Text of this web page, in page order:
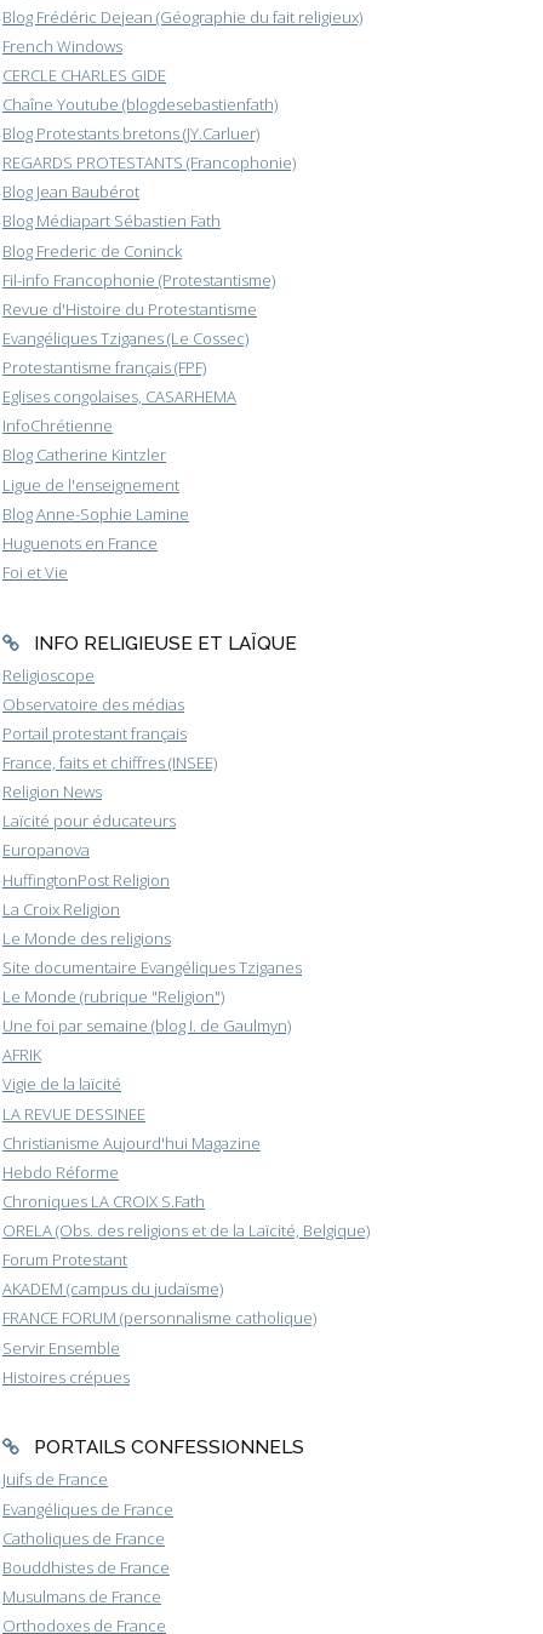
Blog Frédéric Dejean (Géographie du fait religieux)
French Windows
CERCLE CHARLES GIDE
Chaîne Youtube (blogdesebastienfath)
Blog Protestants bretons (JY.Carluer)
REGARDS PROTESTANTS (Francophonie)
Blog Jean Baubérot
Blog Médiapart Sébastien Fath
Blog Frederic de Coninck
Fil-info Francophonie (Protestantisme)
Revue d'Histoire du Protestantisme
Evangéliques Tziganes (Le Cossec)
Protestantisme français (FPF)
Eglises congolaises, CASARHEMA
InfoChrétienne
Blog Catherine Kintzler
Ligue de l'enseignement
Blog Anne-Sophie Lamine
Huguenots en France
Foi et Vie
INFO RELIGIEUSE ET LAÏQUE
Religioscope
Observatoire des médias
Portail protestant français
France, faits et chiffres (INSEE)
Religion News
Laïcité pour éducateurs
Europanova
HuffingtonPost Religion
La Croix Religion
Le Monde des religions
Site documentaire Evangéliques Tziganes
Le Monde (rubrique "Religion")
Une foi par semaine (blog I. de Gaulmyn)
AFRIK
Vigie de la laïcité
LA REVUE DESSINEE
Christianisme Aujourd'hui Magazine
Hebdo Réforme
Chroniques LA CROIX S.Fath
ORELA (Obs. des religions et de la Laïcité, Belgique)
Forum Protestant
AKADEM (campus du judaïsme)
FRANCE FORUM (personnalisme catholique)
Servir Ensemble
Histoires crépues
PORTAILS CONFESSIONNELS
Juifs de France
Evangéliques de France
Catholiques de France
Bouddhistes de France
Musulmans de France
Orthodoxes de France